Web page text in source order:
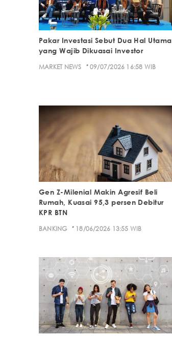
Pakar Investasi Sebut Dua Hal Utama
yang Wajib Dikuasai Investor
MARKET NEWS · 09/07/2026 16:58 WIB
Gen Z-Milenial Makin Agresif Beli
Rumah, Kuasai 95,3 persen Debitur
KPR BTN
BANKING · 18/06/2026 13:55 WIB